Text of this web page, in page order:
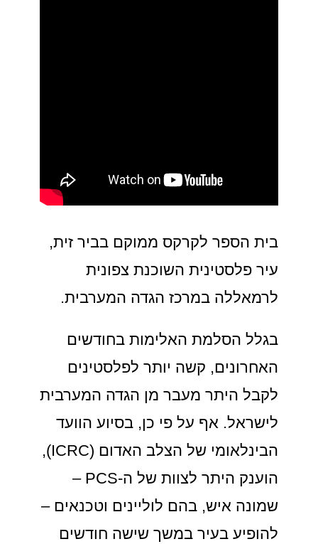
בית הספר לקרקס ממוקם בביר זית,
עיר פלסטינית השוכנת צפונית
לרמאללה במרכז הגדה המערבית.
בגלל הסלמת האלימות בחודשים
האחרונים, קשה יותר לפלסטינים
לקבל היתר מעבר מן הגדה המערבית
לישראל. אף על פי כן, בסיוע הוועד
הבינלאומי של הצלב האדום (ICRC),
הוענק היתר לצוות של ה-PCS –
שמונה איש, בהם לוליינים וטכנאים –
להופיע בעיר במשך שישה חודשים